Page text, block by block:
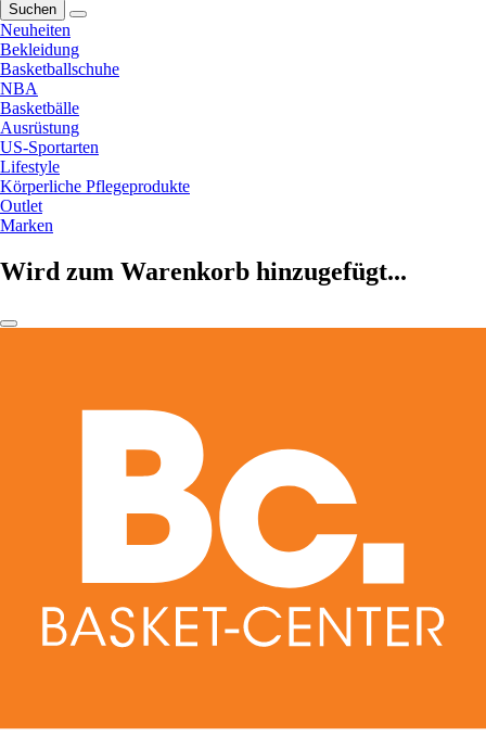
Suchen
Neuheiten
Bekleidung
Basketballschuhe
NBA
Basketbälle
Ausrüstung
US-Sportarten
Lifestyle
Körperliche Pflegeprodukte
Outlet
Marken
Wird zum Warenkorb hinzugefügt...